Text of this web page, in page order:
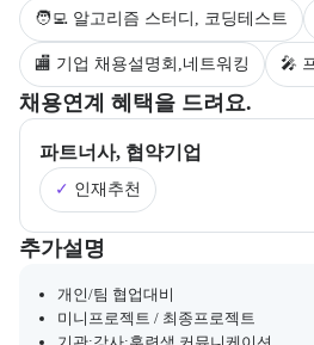
🧑‍💻 알고리즘 스터디, 코딩테스트
🏬 기업 채용설명회,네트워킹 🎤
채용연계 혜택을 드려요.
부트캠프의 채용 연계 기업 정보와 추가
파트너사, 협약기업
✓ 인재추천
추가설명
부트캠프와 관련된 추가 안내 및 참고 사
개인/팀 협업대비
미니프로젝트 / 최종프로젝트